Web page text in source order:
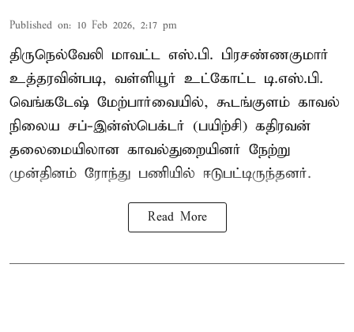
Published on: 10 Feb 2026, 2:17 pm
திருநெல்வேலி மாவட்ட எஸ்.பி. பிரசண்ணகுமார்
உத்தரவின்படி, வள்ளியூர் உட்கோட்ட டி.எஸ்.பி.
வெங்கடேஷ் மேற்பார்வையில், கூடங்குளம் காவல்
நிலைய சப்-இன்ஸ்பெக்டர் (பயிற்சி) கதிரவன்
தலைமையிலான காவல்துறையினர் நேற்று
முன்தினம் ரோந்து பணியில் ஈடுபட்டிருந்தனர்.
Read More